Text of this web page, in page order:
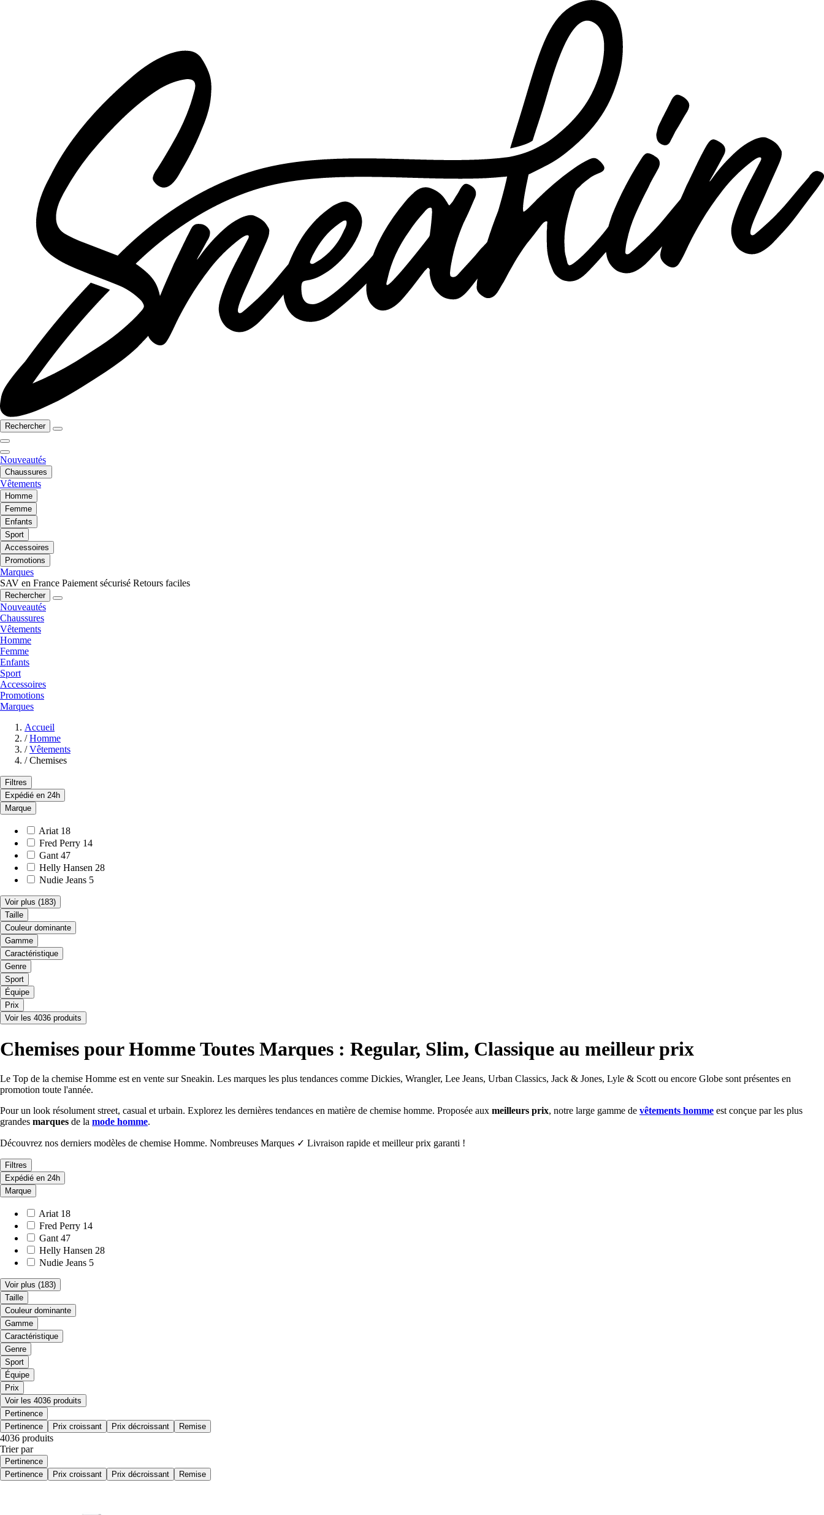
Rechercher
Nouveautés
Chaussures
Vêtements
Homme
Femme
Enfants
Sport
Accessoires
Promotions
Marques
SAV en France Paiement sécurisé Retours faciles
Rechercher
Nouveautés
Chaussures
Vêtements
Homme
Femme
Enfants
Sport
Accessoires
Promotions
Marques
Accueil
/ Homme
/ Vêtements
/ Chemises
Filtres
Expédié en 24h
Marque
Ariat 18
Fred Perry 14
Gant 47
Helly Hansen 28
Nudie Jeans 5
Voir plus (183)
Taille
Couleur dominante
Gamme
Caractéristique
Genre
Sport
Équipe
Prix
Voir les 4036 produits
Chemises pour Homme Toutes Marques : Regular, Slim, Classique au meilleur prix
Le Top de la chemise Homme est en vente sur Sneakin. Les marques les plus tendances comme Dickies, Wrangler, Lee Jeans, Urban Classics, Jack & Jones, Lyle & Scott ou encore Globe sont présentes en
promotion toute l'année.
Pour un look résolument street, casual et urbain. Explorez les dernières tendances en matière de chemise homme. Proposée aux meilleurs prix, notre large gamme de vêtements homme est conçue par les plus
grandes marques de la mode homme.
Découvrez nos derniers modèles de chemise Homme. Nombreuses Marques ✓ Livraison rapide et meilleur prix garanti !
Filtres
Expédié en 24h
Marque
Ariat 18
Fred Perry 14
Gant 47
Helly Hansen 28
Nudie Jeans 5
Voir plus (183)
Taille
Couleur dominante
Gamme
Caractéristique
Genre
Sport
Équipe
Prix
Voir les 4036 produits
Pertinence
Pertinence
Prix croissant Prix décroissant Remise
4036 produits
Trier par
Pertinence
Pertinence
Prix croissant Prix décroissant Remise